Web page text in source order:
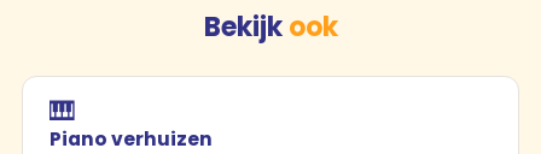
Bekijkook
🎹
Piano verhuizen